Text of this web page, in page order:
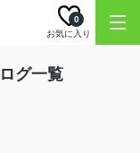
お気に入り
0
グ一覧